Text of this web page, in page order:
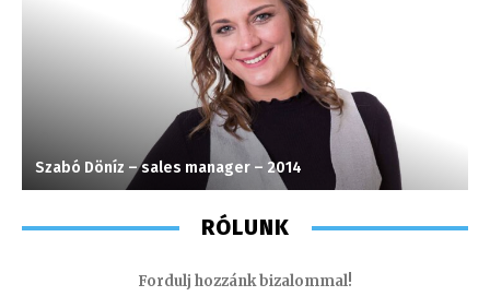
Szabó Döníz – sales manager – 2014
RÓLUNK
Fordulj hozzánk bizalommal!